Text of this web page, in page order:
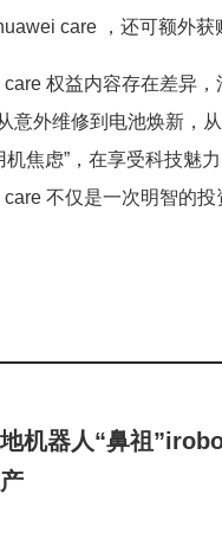
care ，还可额外
权益内容存在差异
意外维修到电池焕新，
机焦虑”，在享受科技魅
不仅是一次明智的
机器人“鼻祖